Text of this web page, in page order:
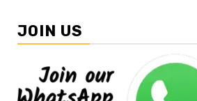
JOIN US